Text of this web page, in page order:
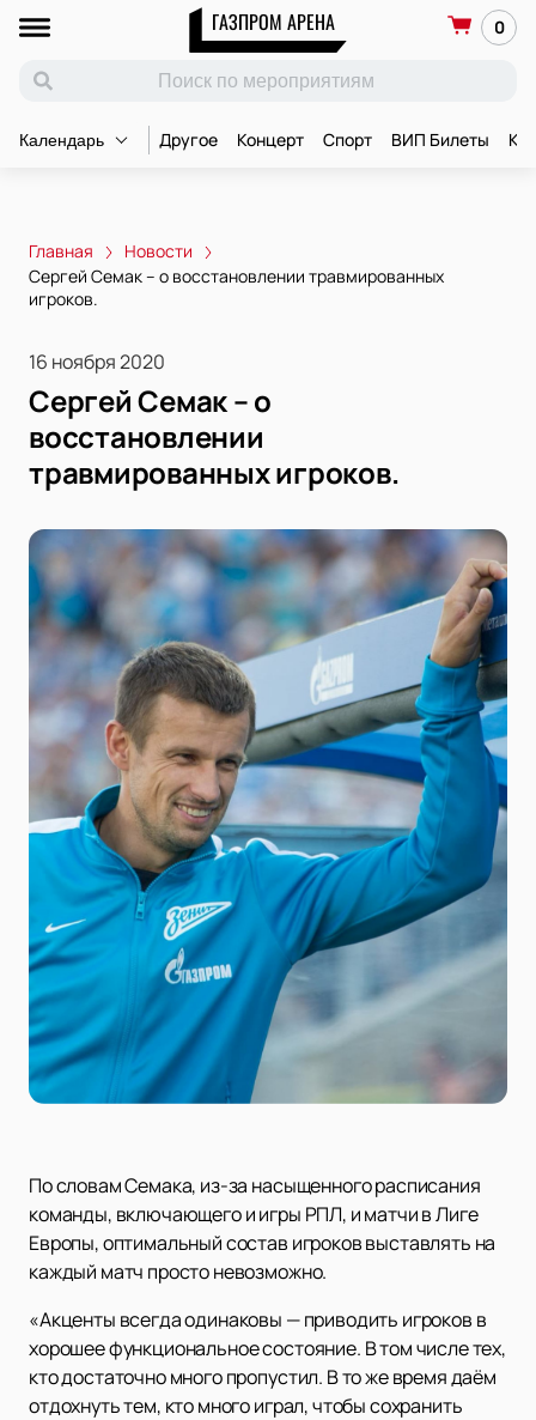
ГАЗПРОМ АРЕНА 0
Календарь Другое Концерт Спорт ВИП Билеты
Главная
Новости
Сергей Семак – о восстановлении травмированных
игроков.
16 ноября 2020
Сергей Семак – о
восстановлении
травмированных игроков.
По словам Семака, из-за насыщенного расписания
команды, включающего и игры РПЛ, и матчи в Лиге
Европы, оптимальный состав игроков выставлять на
каждый матч просто невозможно.
«Акценты всегда одинаковы — приводить игроков в
хорошее функциональное состояние. В том числе тех,
кто достаточно много пропустил. В то же время даём
отдохнуть тем, кто много играл, чтобы сохранить